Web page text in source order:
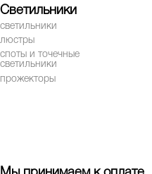
Светильники
светильники
люстры
споты и точечные
светильники
прожекторы